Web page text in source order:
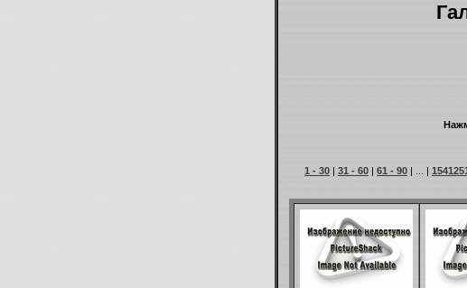
1 - 30 | 31 - 60 | 61 - 90 | ... |